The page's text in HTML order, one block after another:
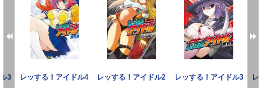
は目覚めるのか!?
第1話 地下に落ちたアイドル
第2話 真剣勝負の舞台
第4話 戦う理由
3 レッする！アイドル4 レッする！アイドル2 レッする！アイドル3 レ